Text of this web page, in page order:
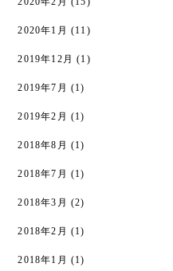
2020年1月 (11)
2019年12月 (1)
2019年7月 (1)
2019年2月 (1)
2018年8月 (1)
2018年7月 (1)
2018年3月 (2)
2018年2月 (1)
2018年1月 (1)